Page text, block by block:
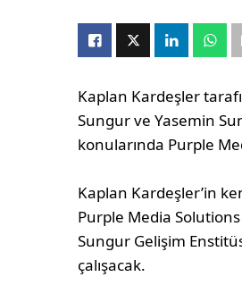
Kaplan Kardeşler
Sungur ve Yasemin
konularında Purple
Kaplan Kardeşler’in
Purple Media
Sungur Gelişim
çalışacak.